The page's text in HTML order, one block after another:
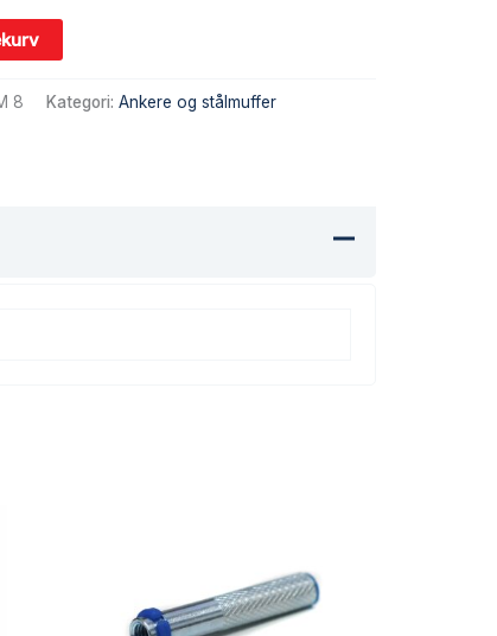
8 Kategori: Ankere og stålmuffer